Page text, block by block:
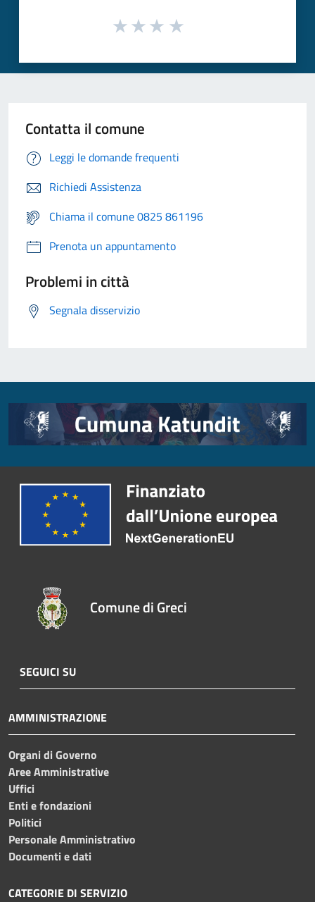
Contatta il comune
Leggi le domande frequenti
Richiedi Assistenza
Chiama il comune 0825 861196
Prenota un appuntamento
Problemi in città
Segnala disservizio
Comune di Greci
SEGUICI SU
AMMINISTRAZIONE
Organi di Governo
Aree Amministrative
Uffici
Enti e fondazioni
Politici
Personale Amministrativo
Documenti e dati
CATEGORIE DI SERVIZIO